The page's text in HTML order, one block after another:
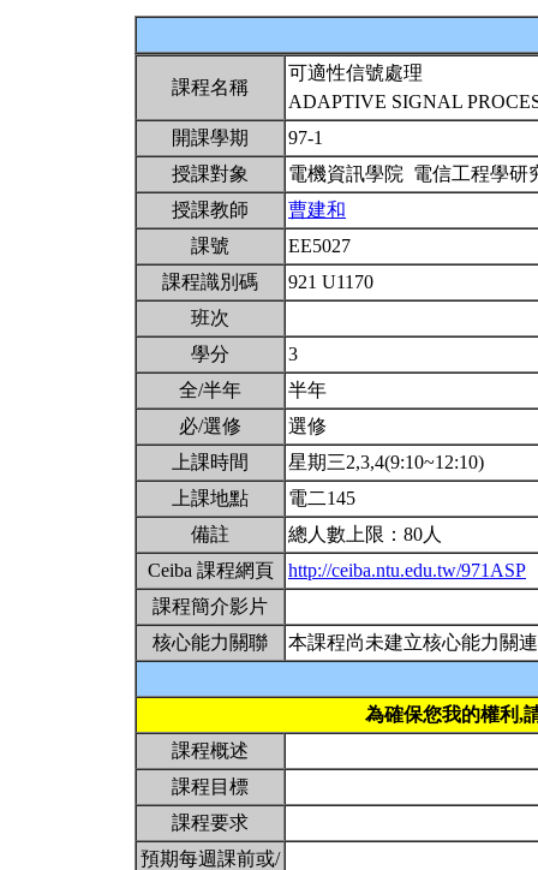
課程名稱
可適性信號處理
ADAPTIVE SIGNAL
開課學期
97-1
授課對象
電機資訊學院 電信工程學
授課教師
曹建和
課號
EE5027
課程識別碼
921 U1170
班次
學分
3
全/半年
半年
必/選修
選修
上課時間
星期三2,3,4(9:10~12:10)
上課地點
電二145
備註
總人數上限：80人
Ceiba 課程網頁
http://ceiba.ntu.edu.tw/971ASP
課程簡介影片
核心能力關聯
本課程尚未建立核心能力關連
為確保您我的權利,
課程概述
課程目標
課程要求
預期每週課前或/